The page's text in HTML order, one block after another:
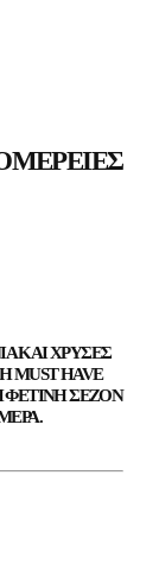
ΚΑΙ ΧΡΥΣΈΣ
HAVE
ΦΕΤΙΝΉ ΣΕΖΌΝ